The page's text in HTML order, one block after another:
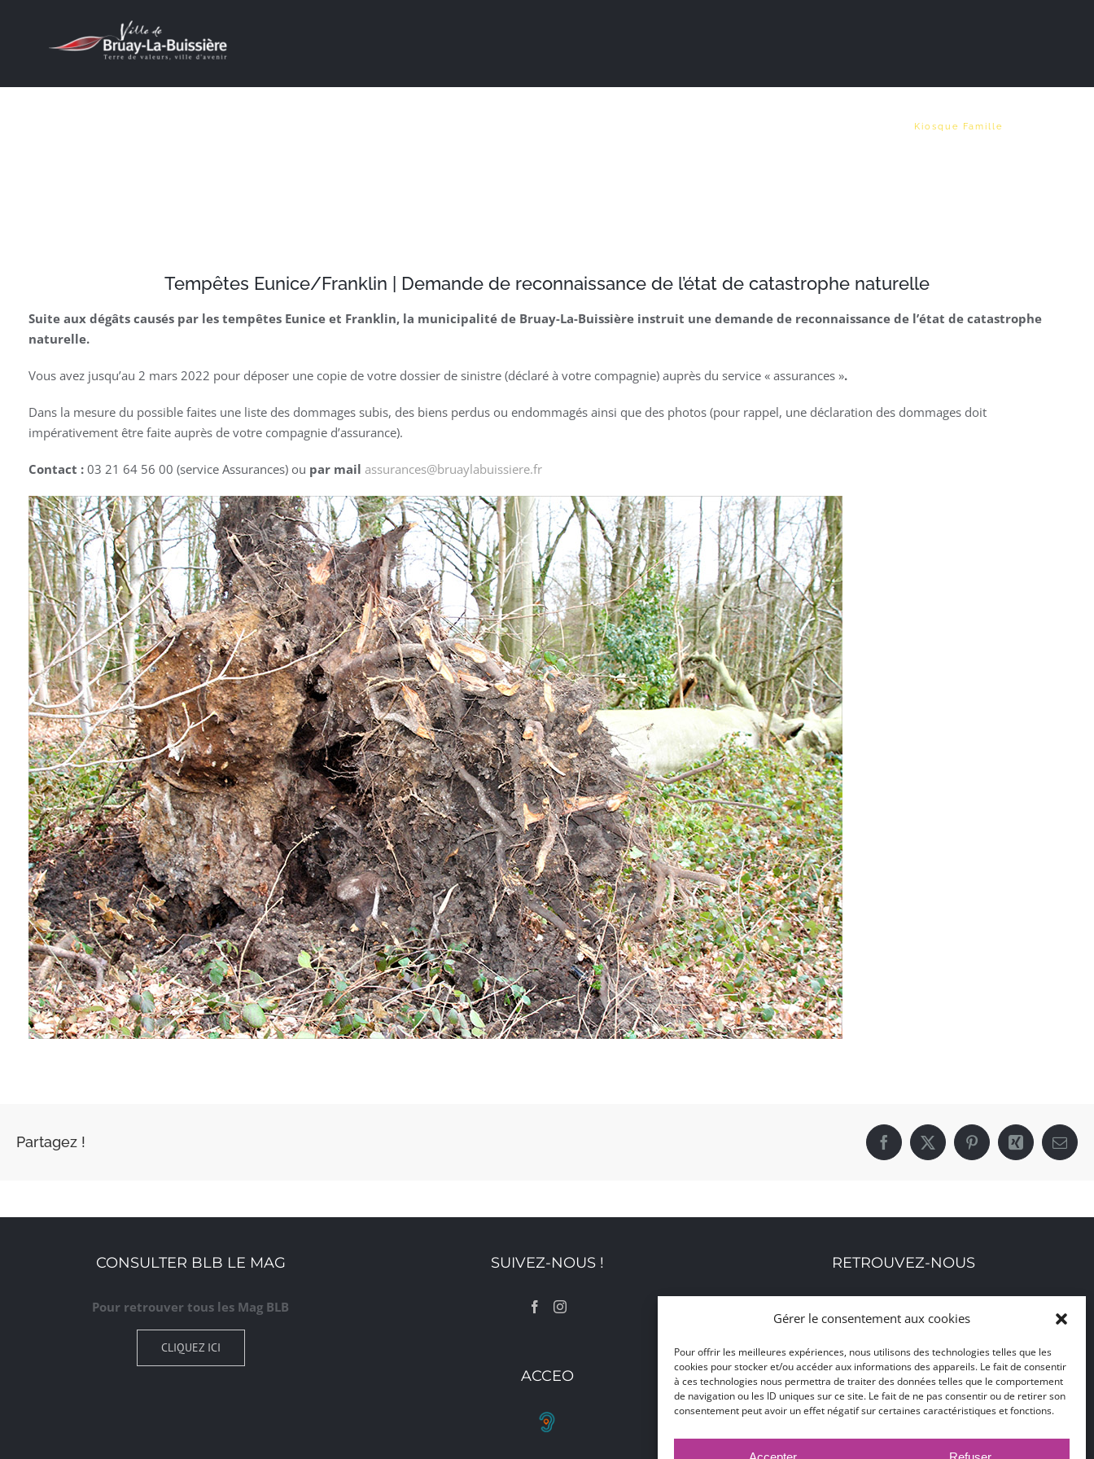
Gérer le consentement aux cookies
Pour offrir les meilleures expériences, nous utilisons des technologies telles que les
cookies pour stocker et/ou accéder aux informations des appareils. Le fait de consentir
à ces technologies nous permettra de traiter des données telles que le comportement
de navigation ou les ID uniques sur ce site. Le fait de ne pas consentir ou de retirer son
consentement peut avoir un effet négatif sur certaines caractéristiques et fonctions.
Kiosque Famille
Tempêtes Eunice/Franklin | Demande de reconnaissance de l’état de catastrophe naturelle
Suite aux dégâts causés par les tempêtes Eunice et Franklin, la municipalité de Bruay-La-Buissière instruit une demande de reconnaissance de l’état de catastrophe
naturelle.
Vous avez jusqu’au 2 mars 2022 pour déposer une copie de votre dossier de sinistre (déclaré à votre compagnie) auprès du service « assurances ».
Dans la mesure du possible faites une liste des dommages subis, des biens perdus ou endommagés ainsi que des photos (pour rappel, une déclaration des dommages doit
impérativement être faite auprès de votre compagnie d’assurance).
Contact : 03 21 64 56 00 (service Assurances) ou par mail assurances@bruaylabuissiere.fr
Partagez ! Facebook
X PinterestXing Email
CONSULTER BLB LE MAG
Pour retrouver tous les Mag BLB
CLIQUEZ ICI
SUIVEZ-NOUS !
ACCEO
RETROUVEZ-NOUS
d'ouverture
CLIQUEZ ICI